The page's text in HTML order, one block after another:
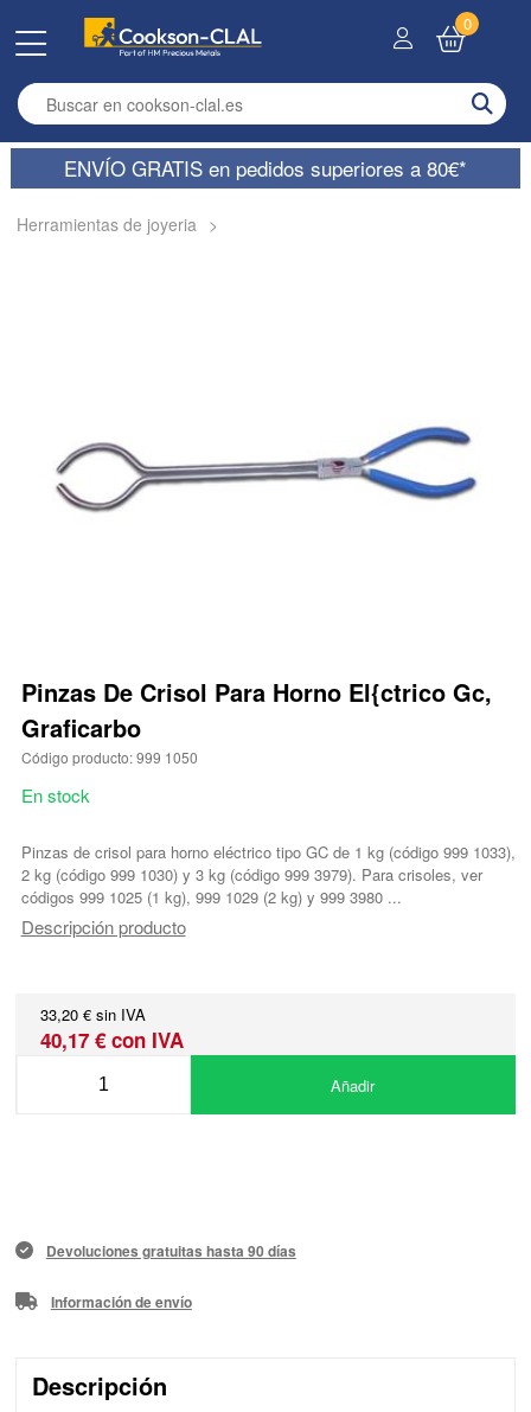
Enter search term
0
ENVÍO GRATIS en pedidos superiores a 80€*
Herramientas de joyeria >
Pinzas De Crisol Para Horno El{ctrico Gc,
Graficarbo
Código producto: 999 1050
En stock
Pinzas de crisol para horno eléctrico tipo GC de 1 kg (código 999 1033),
2 kg (código 999 1030) y 3 kg (código 999 3979). Para crisoles, ver
códigos 999 1025 (1 kg), 999 1029 (2 kg) y 999 3980 ...
Descripción producto
33,20 € sin IVA
40,17 € con IVA
Añadir
Devoluciones gratuitas hasta 90 días
Información de envío
Descripción